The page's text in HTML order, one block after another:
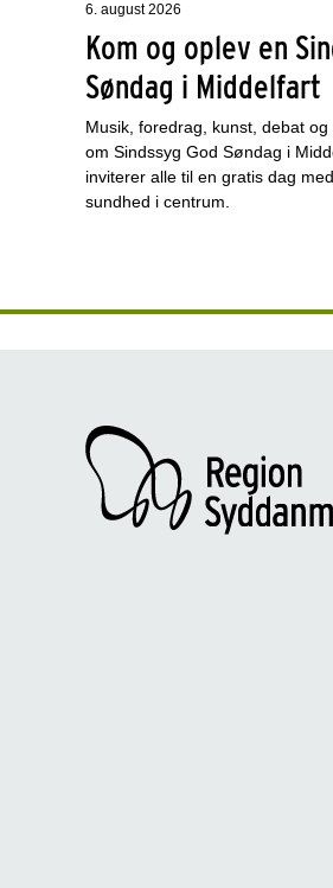
6. august 2026
Kom og oplev en
Søndag i Middelfart
Musik, foredrag, kunst, debat
om Sindssyg God Søndag i
inviterer alle til en gratis dag
sundhed i centrum.